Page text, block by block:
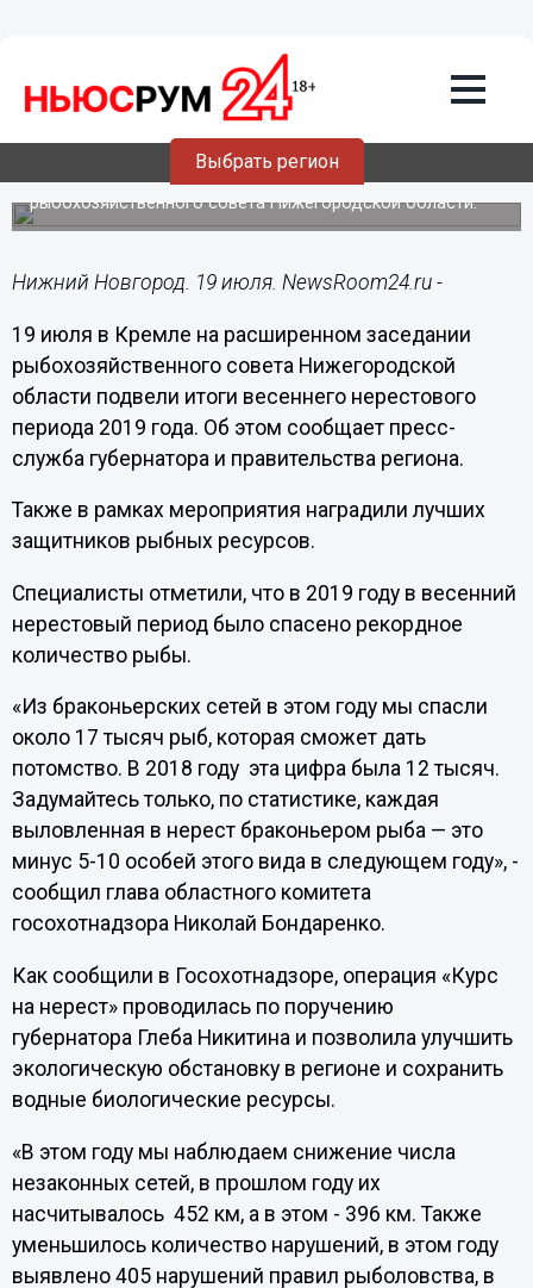
Выбрать регион
19.07.201916:40
Около 17 тысяч рыб спасли во время
весеннего нерестового периода
В Кремле прошло расширенное заседание
рыбохозяйственного совета Нижегородской области.
Нижний Новгород. 19 июля. NewsRoom24.ru -
19 июля в Кремле на расширенном заседании
рыбохозяйственного совета Нижегородской
области подвели итоги весеннего нерестового
периода 2019 года. Об этом сообщает пресс-
служба губернатора и правительства региона.
Также в рамках мероприятия наградили лучших
защитников рыбных ресурсов.
Специалисты отметили, что в 2019 году в весенний
нерестовый период было спасено рекордное
количество рыбы.
«Из браконьерских сетей в этом году мы спасли
около 17 тысяч рыб, которая сможет дать
потомство. В 2018 году эта цифра была 12 тысяч.
Задумайтесь только, по статистике, каждая
выловленная в нерест браконьером рыба — это
минус 5-10 особей этого вида в следующем году», -
сообщил глава областного комитета
госохотнадзора Николай Бондаренко.
Как сообщили в Госохотнадзоре, операция «Курс
на нерест» проводилась по поручению
губернатора Глеба Никитина и позволила улучшить
экологическую обстановку в регионе и сохранить
водные биологические ресурсы.
«В этом году мы наблюдаем снижение числа
незаконных сетей, в прошлом году их
насчитывалось 452 км, а в этом - 396 км. Также
уменьшилось количество нарушений, в этом году
выявлено 405 нарушений правил рыболовства, в